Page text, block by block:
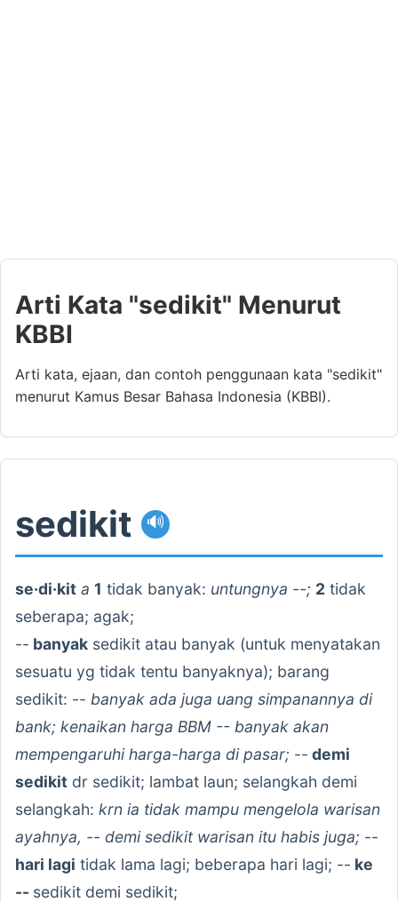
Arti Kata "sedikit" Menurut
KBBI
Arti kata, ejaan, dan contoh penggunaan kata "sedikit"
menurut Kamus Besar Bahasa Indonesia (KBBI).
sedikit 🔊
se·di·kit a 1 tidak banyak: untungnya --; 2 tidak
seberapa; agak;
-- banyak sedikit atau banyak (untuk menyatakan
sesuatu yg tidak tentu banyaknya); barang
sedikit: -- banyak ada juga uang simpanannya di
bank; kenaikan harga BBM -- banyak akan
mempengaruhi harga-harga di pasar; -- demi
sedikit dr sedikit; lambat laun; selangkah demi
selangkah: krn ia tidak mampu mengelola warisan
ayahnya, -- demi sedikit warisan itu habis juga; --
hari lagi tidak lama lagi; beberapa hari lagi; -- ke
-- sedikit demi sedikit;